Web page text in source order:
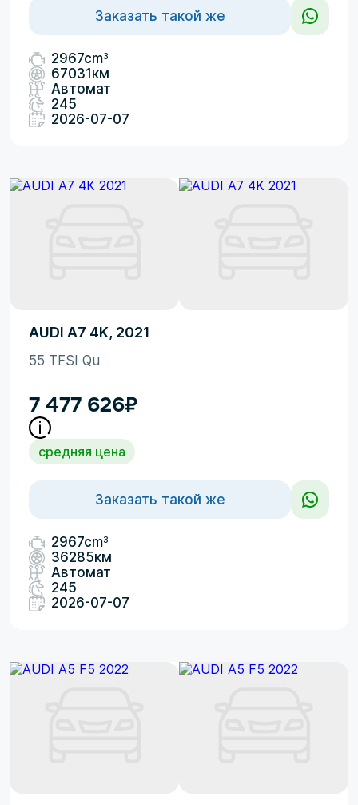
Заказать такой же
2967cm3
67031км
Автомат
245
2026-07-07
AUDI A7 4K, 2021
55 TFSI Qu
7 477 626₽
средняя цена
Заказать такой же
2967cm3
36285км
Автомат
245
2026-07-07